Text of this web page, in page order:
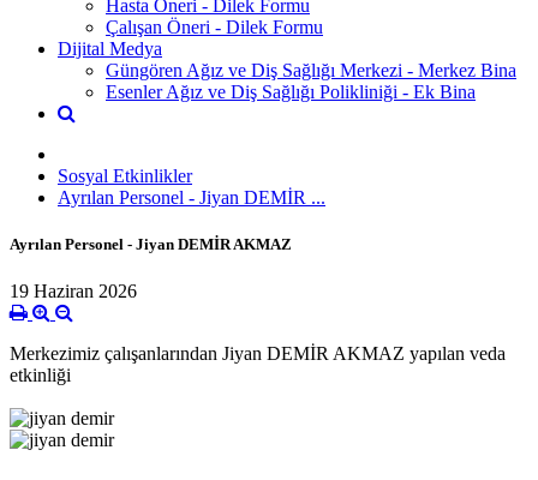
Hasta Öneri - Dilek Formu
Çalışan Öneri - Dilek Formu
Dijital Medya
Güngören Ağız ve Diş Sağlığı Merkezi - Merkez Bina
Esenler Ağız ve Diş Sağlığı Polikliniği - Ek Bina
Sosyal Etkinlikler
Ayrılan Personel - Jiyan DEMİR ...
Ayrılan Personel - Jiyan DEMİR AKMAZ
19 Haziran 2026
Merkezimiz çalışanlarından Jiyan DEMİR AKMAZ yapılan veda
etkinliği